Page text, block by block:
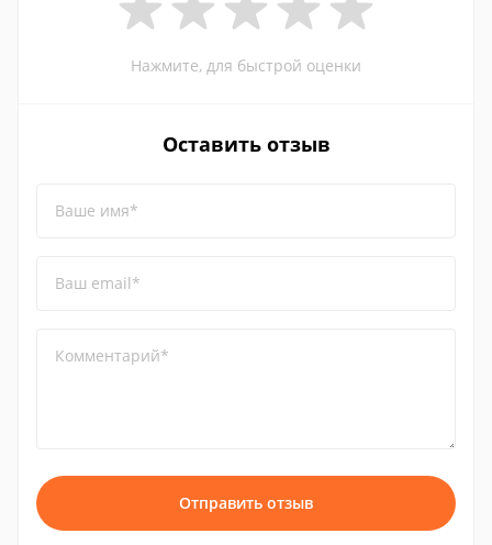
Нажмите, для быстрой оценки
Оставить отзыв
Ваше имя*
Ваш email*
Комментарий*
Отправить отзыв